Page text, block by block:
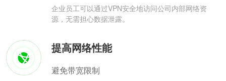
企业员工可以通过VPN安全地访问公司内部网络资
源，无需担心数据泄露。
提高网络性能
避免带宽限制